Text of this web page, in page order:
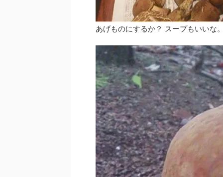
あげものにするか？ スープもいいな